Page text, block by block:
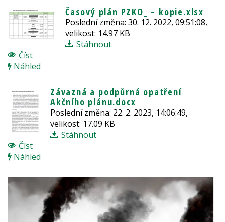
Časový plán PZKO_ – kopie.xlsx
Poslední změna: 30. 12. 2022, 09:51:08,
velikost: 14.97 KB
Stáhnout
Číst
Náhled
Závazná a podpůrná opatření
Akčního plánu.docx
Poslední změna: 22. 2. 2023, 14:06:49,
velikost: 17.09 KB
Stáhnout
Číst
Náhled